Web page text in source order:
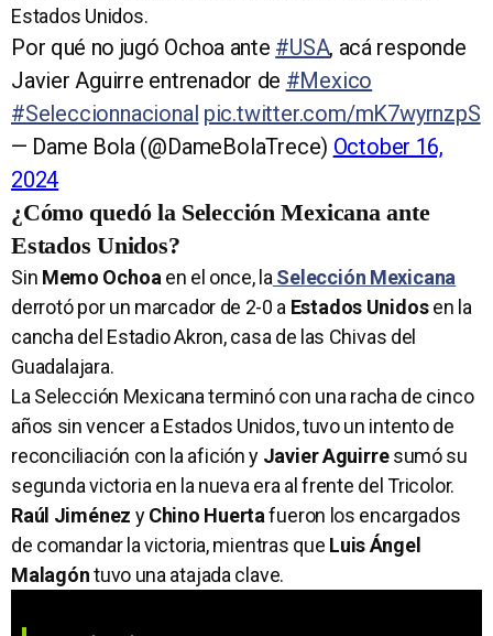
Estados Unidos.
Por qué no jugó Ochoa ante #USA, acá responde
Javier Aguirre entrenador de #Mexico
#Seleccionnacional pic.twitter.com/mK7wyrnzpS
— Dame Bola (@DameBolaTrece) October 16,
2024
¿Cómo quedó la Selección Mexicana ante
Estados Unidos?
Sin Memo Ochoaen el once, laSelección Mexicana
derrotó por un marcador de 2-0 a Estados Unidosen la
cancha del Estadio Akron, casa de las Chivas del
Guadalajara.
La Selección Mexicana terminó con una racha de cinco
años sin vencer a Estados Unidos, tuvo un intento de
reconciliación con la afición y Javier Aguirresumó su
segunda victoria en la nueva era al frente del Tricolor.
Raúl Jiménez yChino Huertafueron los encargados
de comandar la victoria, mientras que Luis Ángel
Malagóntuvo una atajada clave.